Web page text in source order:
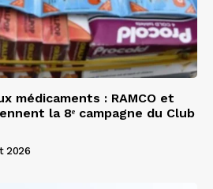
médicaments : RAMCO et
la 8ᵉ campagne du Club
2026